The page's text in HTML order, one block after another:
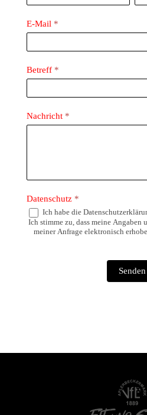
E-Mail *
Betreff *
Nachricht *
Datenschutz *
Ich habe die
Ich stimme zu, dass meine Angaben
meiner Anfrage elektronisch
Senden